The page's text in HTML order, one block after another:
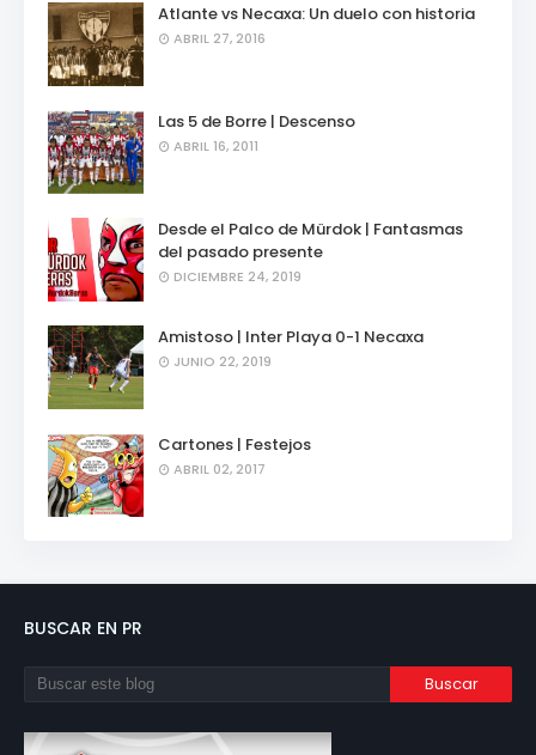
Atlante vs Necaxa: Un duelo con historia
ABRIL 27, 2016
Las 5 de Borre | Descenso
ABRIL 16, 2011
Desde el Palco de Mürdok | Fantasmas
del pasado presente
DICIEMBRE 24, 2019
Amistoso | Inter Playa 0-1 Necaxa
JUNIO 22, 2019
Cartones | Festejos
ABRIL 02, 2017
BUSCAR EN PR